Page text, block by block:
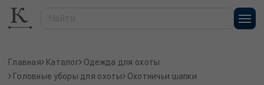
Главная Каталог Одежда для охоты
Головные уборы для охоты
Охотничьи шапки